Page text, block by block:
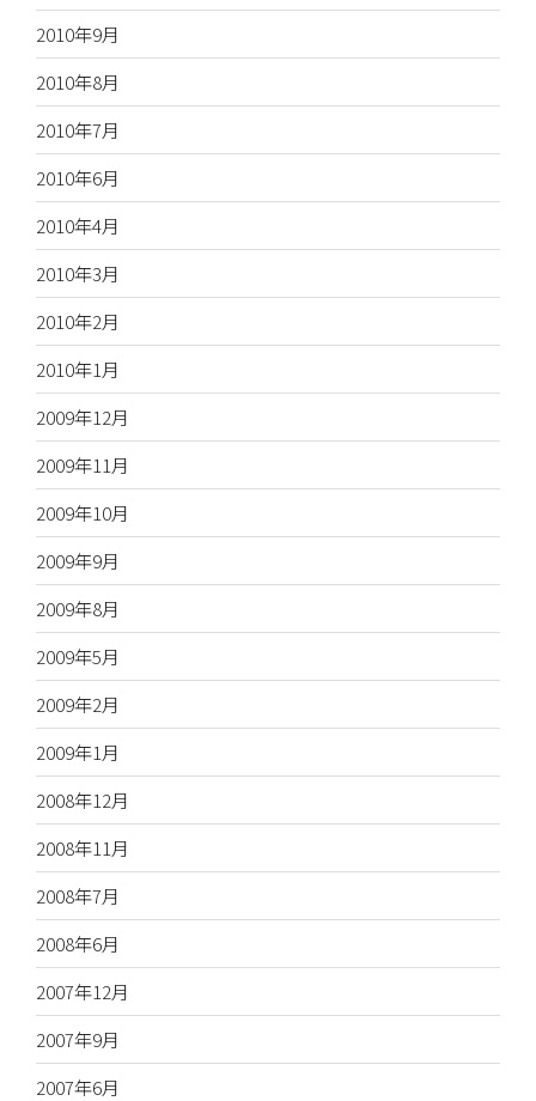
2010年9月
2010年8月
2010年7月
2010年6月
2010年4月
2010年3月
2010年2月
2010年1月
2009年12月
2009年11月
2009年10月
2009年9月
2009年8月
2009年5月
2009年2月
2009年1月
2008年12月
2008年11月
2008年7月
2008年6月
2007年12月
2007年9月
2007年6月